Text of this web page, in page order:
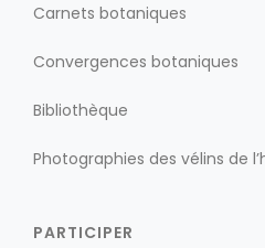
Carnets botaniques
Convergences botaniques
Bibliothèque
Photographies des vélins de
PARTICIPER